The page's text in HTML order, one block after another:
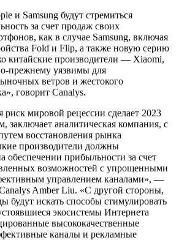
и Samsung будут стремиться
за счет продаж своих
как в случае Samsung, включая
Fold и Flip, а также новую серию
китайские производители — Xiaomi,
прежнему уязвимы для
ветров и жестокого
говорит Canalys.
мировой рецессии сделает 2023
заключает аналитическая компания, с
восстановления рынка
производители должны
обеспечении прибыльности за счет
возможностей с упрощенными
управлением каналами», —
Amber Liu. «С другой стороны,
будут искать способы стимулировать
экосистемы Интернета
высококачественные
каналы и рекламные